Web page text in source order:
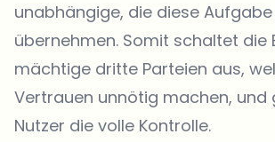
unabhängige, die diese
übernehmen. Somit schaltet die
mächtige dritte Parteien aus,
Vertrauen unnötig machen, und
Nutzer die volle Kontrolle.